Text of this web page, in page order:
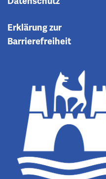
Erklärung zur
Barrierefreiheit